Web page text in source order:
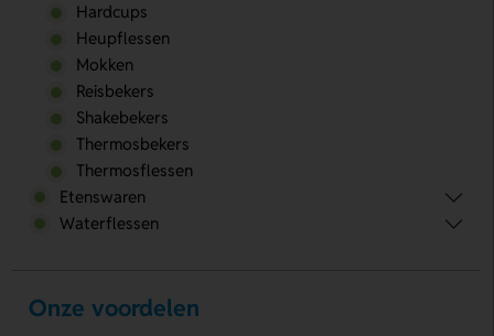
Hardcups
Heupflessen
Mokken
Reisbekers
Shakebekers
Thermosbekers
Thermosflessen
Etenswaren
Waterflessen
Onze voordelen